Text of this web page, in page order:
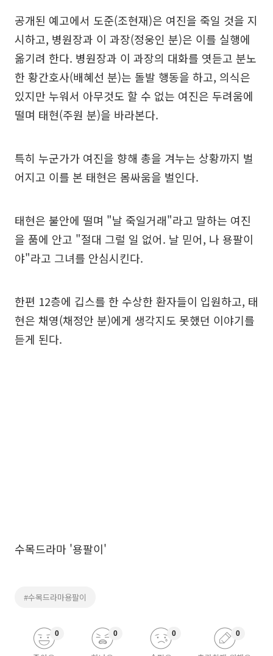
공개된 예고에서 도준(조현재)은 여진을 죽일 것을 지
시하고, 병원장과 이 과장(정웅인 분)은 이를 실행에
옮기려 한다. 병원장과 이 과장의 대화를 엿듣고 분노
한 황간호사(배혜선 분)는 돌발 행동을 하고, 의식은
있지만 누워서 아무것도 할 수 없는 여진은 두려움에
떨며 태현(주원 분)을 바라본다.
특히 누군가가 여진을 향해 총을 겨누는 상황까지 벌
어지고 이를 본 태현은 몸싸움을 벌인다.
태현은 불안에 떨며 "날 죽일거래"라고 말하는 여진
을 품에 안고 "절대 그럴 일 없어. 날 믿어, 나 용팔이
야"라고 그녀를 안심시킨다.
한편 12층에 깁스를 한 수상한 환자들이 입원하고, 태
현은 채영(채정안 분)에게 생각지도 못했던 이야기를
듣게 된다.
수목드라마 '용팔이'
#수목드라마용팔이
0 0 0 0